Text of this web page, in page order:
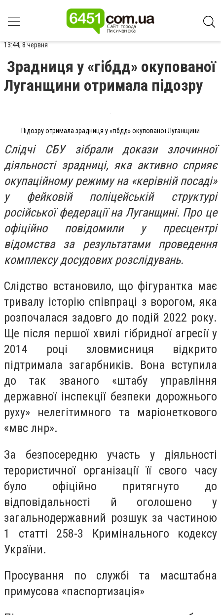
13:44, 8 червня
Зрадниця у «гібдд» окупованої
Луганщини отримала підозру
Підозру отримала зрадниця у «гібдд» окупованої Луганщини
Слідчі СБУ зібрали докази злочинної
діяльності зрадниці, яка активно сприяє
окупаційному режиму на «керівній посаді»
у фейковій поліцейській структурі
російської федерації на Луганщині. Про це
офіційно повідомили у пресцентрі
відомства за результатами проведення
комплексу досудових розслідувань.
Слідство встановило, що фігурантка має
тривалу історію співпраці з ворогом, яка
розпочалася задовго до подій 2022 року.
Ще після першої хвилі гібридної агресії у
2014 році зловмисниця відкрито
підтримала загарбників. Вона вступила
до так званого «штабу управління
державної інспекції безпеки дорожнього
руху» нелегітимного та маріонеткового
«мвс лнр».
За безпосередню участь у діяльності
терористичної організації її свого часу
було офіційно притягнуто до
відповідальності й оголошено у
загальнодержавний розшук за частиною
1 статті 258-3 Кримінального кодексу
України.
Просування по службі та масштабна
примусова «паспортизація»